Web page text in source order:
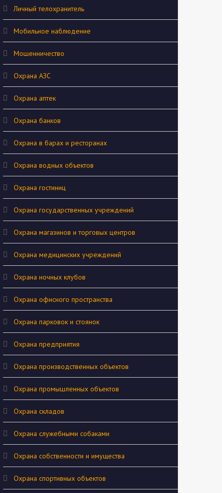
Личный телохранитель
Мобильное наблюдение
Мошенничество
Охрана АЗС
Охрана аптек
Охрана банков
Охрана в барах и ресторанах
Охрана водных объектов
Охрана гостиниц
Охрана государственных учреждений
Охрана магазинов и торговых центров
Охрана медицинских учреждений
Охрана ночных клубов
Охрана офисного пространства
Охрана парковок и стоянок
Охрана предприятия
Охрана производственных объектов
Охрана промышленных объектов
Охрана складов
Охрана служебными собаками
Охрана собственности и имущества
Охрана спортивных объектов